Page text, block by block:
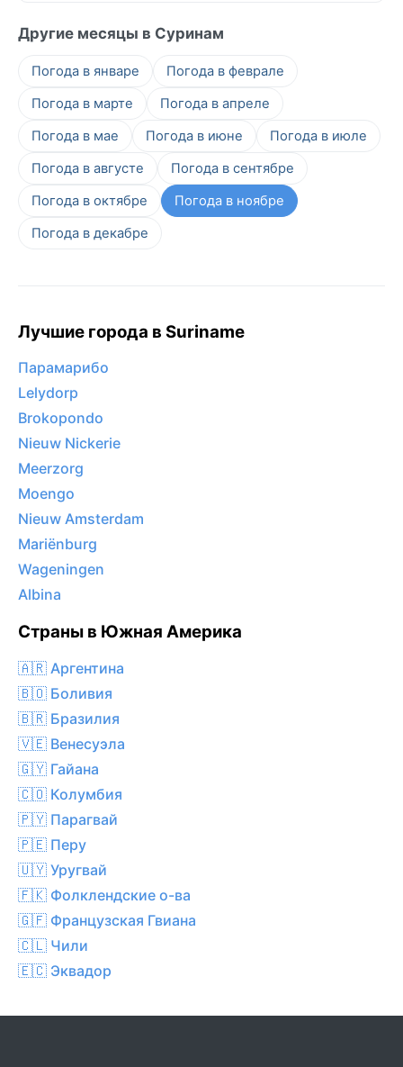
Другие месяцы в Суринам
Погода в январе
Погода в феврале
Погода в марте
Погода в апреле
Погода в мае
Погода в июне
Погода в июле
Погода в августе
Погода в сентябре
Погода в октябре
Погода в ноябре
Погода в декабре
Лучшие города в Suriname
Парамарибо
Lelydorp
Brokopondo
Nieuw Nickerie
Meerzorg
Moengo
Nieuw Amsterdam
Mariënburg
Wageningen
Albina
Страны в Южная Америка
🇦🇷 Аргентина
🇧🇴 Боливия
🇧🇷 Бразилия
🇻🇪 Венесуэла
🇬🇾 Гайана
🇨🇴 Колумбия
🇵🇾 Парагвай
🇵🇪 Перу
🇺🇾 Уругвай
🇫🇰 Фолклендские о-ва
🇬🇫 Французская Гвиана
🇨🇱 Чили
🇪🇨 Эквадор